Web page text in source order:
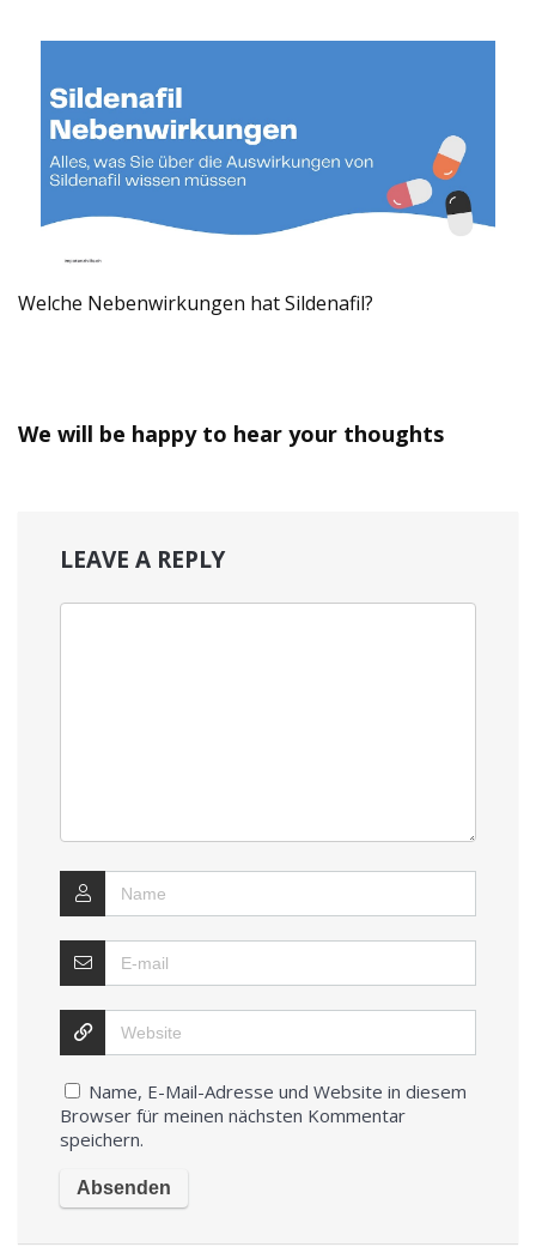
Welche Nebenwirkungen hat Sildenafil?
We will be happy to hear your thoughts
LEAVE A REPLY
Name, E-Mail-Adresse und Website in diesem
Browser für meinen nächsten Kommentar
speichern.